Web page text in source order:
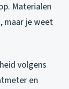
Materialen
maar je weet
volgens
en